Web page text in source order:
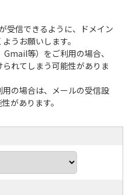
受信できるように、ドメイン
うお願いします。
等）をご利用の場合、
れてしまう可能性がありま
の場合は、メールの受信設
があります。